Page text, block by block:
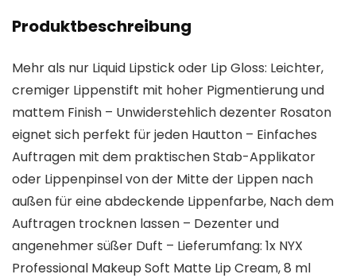
Produktbeschreibung
Mehr als nur Liquid Lipstick oder Lip Gloss: Leichter,
cremiger Lippenstift mit hoher Pigmentierung und
mattem Finish – Unwiderstehlich dezenter Rosaton
eignet sich perfekt für jeden Hautton – Einfaches
Auftragen mit dem praktischen Stab-Applikator
oder Lippenpinsel von der Mitte der Lippen nach
außen für eine abdeckende Lippenfarbe, Nach dem
Auftragen trocknen lassen – Dezenter und
angenehmer süßer Duft – Lieferumfang: 1x NYX
Professional Makeup Soft Matte Lip Cream, 8 ml